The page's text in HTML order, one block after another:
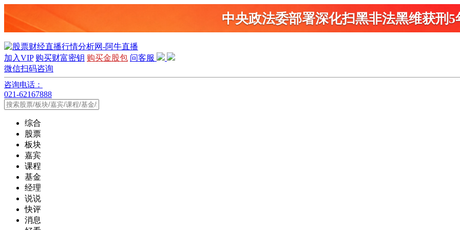
中央政法委部署深化扫黑非法黑维获刑5
加入VIP 购买财富密钥 购买金股包 问客服
微信扫码咨询
咨询电话：
021-62167888
综合
股票
板块
嘉宾
课程
基金
经理
说说
快评
消息